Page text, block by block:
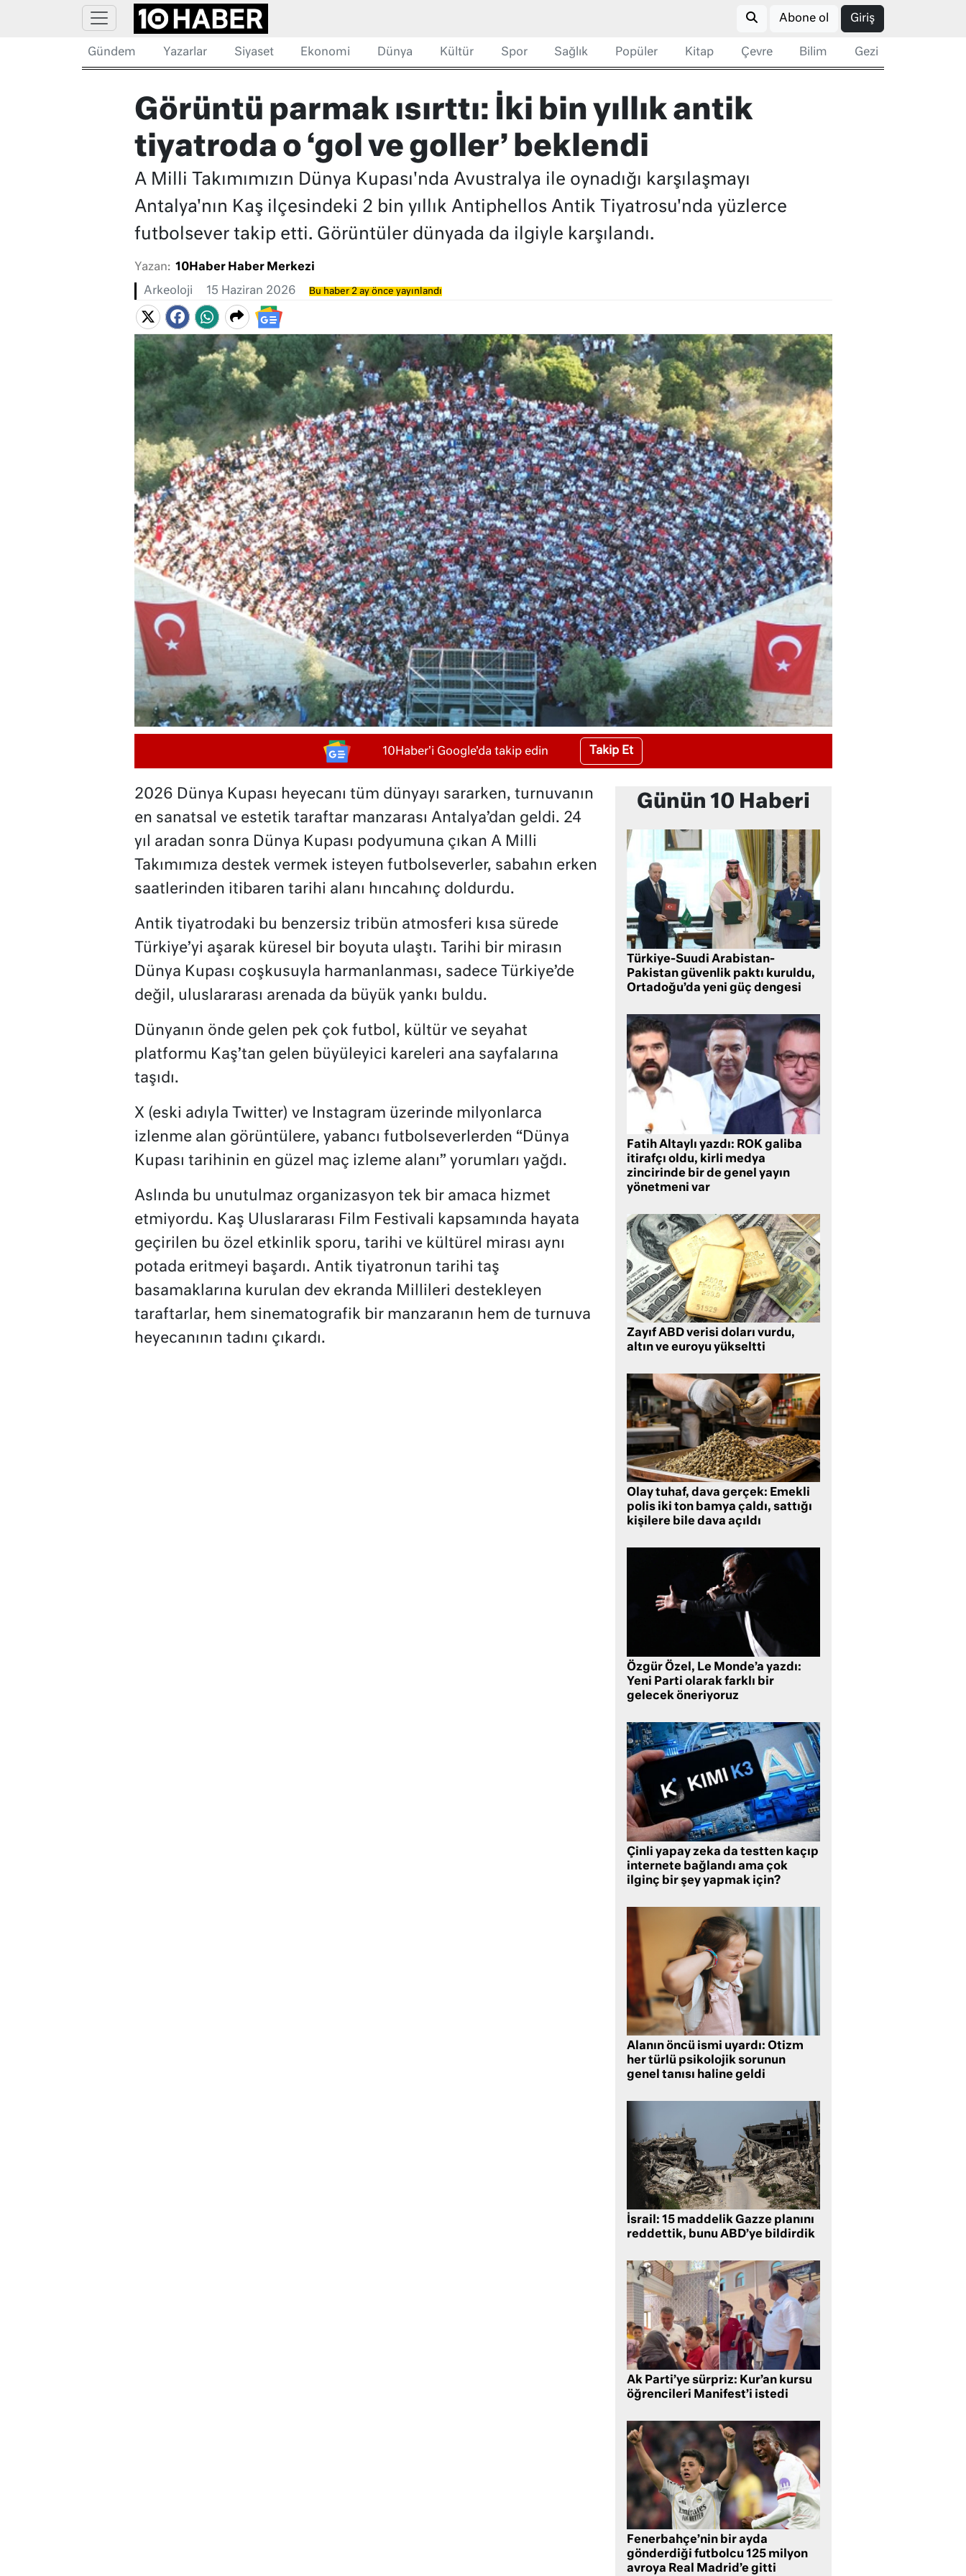
Abone ol Giriş
Gündem Yazarlar Siyaset Ekonomi Dünya Kültür Spor Sağlık Popüler Kitap Çevre Bilim Gezi
Görüntü parmak ısırttı: İki bin yıllık antik
tiyatroda o ‘gol ve goller’ beklendi
A Milli Takımımızın Dünya Kupası'nda Avustralya ile oynadığı karşılaşmayı
Antalya'nın Kaş ilçesindeki 2 bin yıllık Antiphellos Antik Tiyatrosu'nda yüzlerce
futbolsever takip etti. Görüntüler dünyada da ilgiyle karşılandı.
Yazan: 10Haber Haber Merkezi
Arkeoloji 15 Haziran 2026 Bu haber 2 ay önce yayınlandı
10Haber'i Google'da takip edin Takip Et
2026 Dünya Kupası heyecanı tüm dünyayı sararken, turnuvanın
en sanatsal ve estetik taraftar manzarası Antalya’dan geldi. 24
yıl aradan sonra Dünya Kupası podyumuna çıkan A Milli
Takımımıza destek vermek isteyen futbolseverler, sabahın erken
saatlerinden itibaren tarihi alanı hıncahınç doldurdu.
Antik tiyatrodaki bu benzersiz tribün atmosferi kısa sürede
Türkiye’yi aşarak küresel bir boyuta ulaştı. Tarihi bir mirasın
Dünya Kupası coşkusuyla harmanlanması, sadece Türkiye’de
değil, uluslararası arenada da büyük yankı buldu.
Dünyanın önde gelen pek çok futbol, kültür ve seyahat
platformu Kaş’tan gelen büyüleyici kareleri ana sayfalarına
taşıdı.
X (eski adıyla Twitter) ve Instagram üzerinde milyonlarca
izlenme alan görüntülere, yabancı futbolseverlerden “Dünya
Kupası tarihinin en güzel maç izleme alanı” yorumları yağdı.
Aslında bu unutulmaz organizasyon tek bir amaca hizmet
etmiyordu. Kaş Uluslararası Film Festivali kapsamında hayata
geçirilen bu özel etkinlik sporu, tarihi ve kültürel mirası aynı
potada eritmeyi başardı. Antik tiyatronun tarihi taş
basamaklarına kurulan dev ekranda Millileri destekleyen
taraftarlar, hem sinematografik bir manzaranın hem de turnuva
heyecanının tadını çıkardı.
Günün 10 Haberi
Türkiye-Suudi Arabistan-
Pakistan güvenlik paktı kuruldu,
Ortadoğu’da yeni güç dengesi
Fatih Altaylı yazdı: ROK galiba
itirafçı oldu, kirli medya
zincirinde bir de genel yayın
yönetmeni var
Zayıf ABD verisi doları vurdu,
altın ve euroyu yükseltti
Olay tuhaf, dava gerçek: Emekli
polis iki ton bamya çaldı, sattığı
kişilere bile dava açıldı
Özgür Özel, Le Monde’a yazdı:
Yeni Parti olarak farklı bir
gelecek öneriyoruz
Çinli yapay zeka da testten kaçıp
internete bağlandı ama çok
ilginç bir şey yapmak için?
Alanın öncü ismi uyardı: Otizm
her türlü psikolojik sorunun
genel tanısı haline geldi
İsrail: 15 maddelik Gazze planını
reddettik, bunu ABD’ye bildirdik
Ak Parti’ye sürpriz: Kur’an kursu
öğrencileri Manifest’i istedi
Fenerbahçe’nin bir ayda
gönderdiği futbolcu 125 milyon
avroya Real Madrid’e gitti